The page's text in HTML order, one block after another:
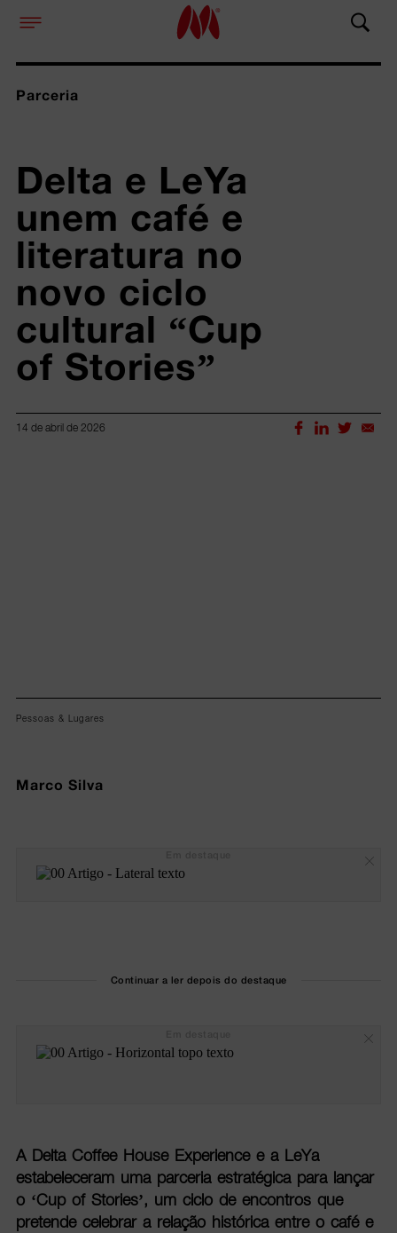
Parceria
Delta e LeYa
unem café e
literatura no
novo ciclo
cultural “Cup
of Stories”
14 de abril de 2026
Pessoas & Lugares
Marco Silva
Continuar a ler depois do destaque
A Delta Coffee House Experience e a LeYa
estabeleceram uma parceria estratégica para lançar
o ‘Cup of Stories’, um ciclo de encontros que
pretende celebrar a relação histórica entre o café e